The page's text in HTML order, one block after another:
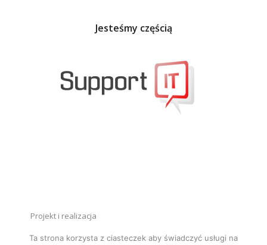
Jesteśmy częścią
Projekt i realizacja
Ta strona korzysta z ciasteczek aby świadczyć usługi na